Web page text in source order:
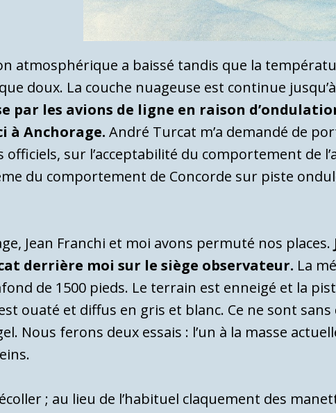
atmosphérique a baissé tandis que la
doux. La couche nuageuse est continue
par les avions de ligne en raison
à Anchorage. André Turcat m’a demandé de
officiels, sur l’acceptabilité du comportement de
du comportement de Concorde sur piste
Jean Franchi et moi avons permuté nos places.
derrière moi sur le siège observateur. La
de 1500 pieds. Le terrain est enneigé et la
ouaté et diffus en gris et blanc. Ce ne sont
Nous ferons deux essais : l’un à la masse
; au lieu de l’habituel claquement des